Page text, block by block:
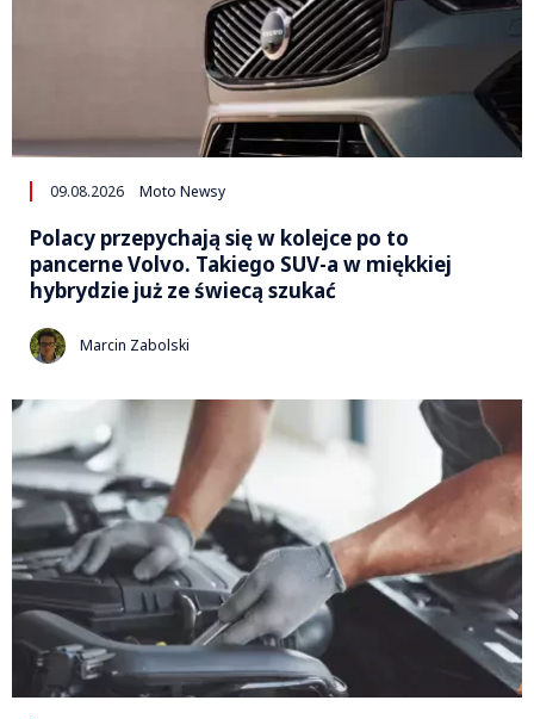
09.08.2026 Moto Newsy
Polacy przepychają się w kolejce po to
pancerne Volvo. Takiego SUV-a w miękkiej
hybrydzie już ze świecą szukać
Marcin Zabolski